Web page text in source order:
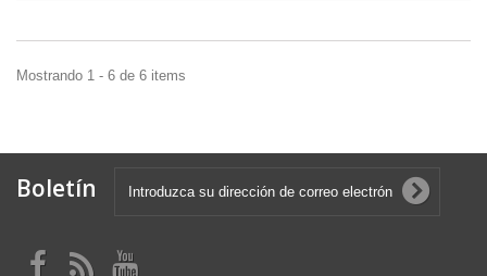
Mostrando 1 - 6 de 6 items
Boletín